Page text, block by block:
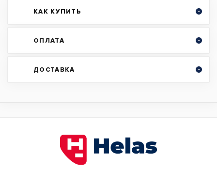
КАК КУПИТЬ
ОПЛАТА
ДОСТАВКА